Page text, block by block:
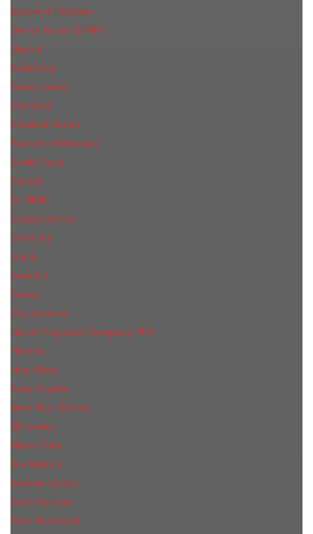
Дольче & Габбана
Donna Karan (DKNY)
Dupont
Eisenberg
Еsteе Lаudеr
Elie Saab
Elizabeth Arden
Escentric Molecules
Emilio Pucci
Escada
Ex Nihilo
Giorgio Armani
Givenchy
Gucci
Guerlain
Guess
Guy Laroche
Haute Fragrance Company HFC
Hermes
Hugo Boss
Issey Miyake
Jean Paul Gaultier
Jil Sander
Jimmi Choo
Jое Malоnе
Joaquin Cortes
John Galliano
John Richmond